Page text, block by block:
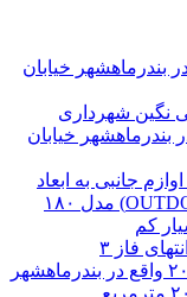
بندرماهشهر خیابان
خیابان
جانبی به ابعاد
۴۸۰*۱۹۲ مخصوص فضای آزاد (بیرونی OUTDOOR) مدل ۱۸۰
فروش قطعه زمین تجاری به پلاک ثبتی ۲۰۷۵۷ واقع در بندرماهشهر